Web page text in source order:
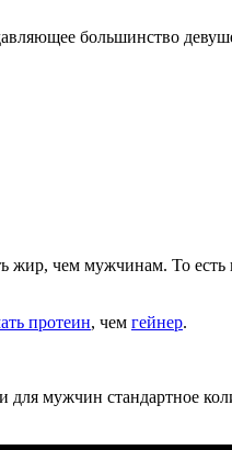
большинство
жир, чем мужчинам. То
протеин, чем гейнер.
для мужчин стандартное